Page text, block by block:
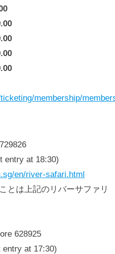
membership/
entry at 18:30)
en/river-safari.html
とは上記のリバーサファリ
628925
at 17:30)